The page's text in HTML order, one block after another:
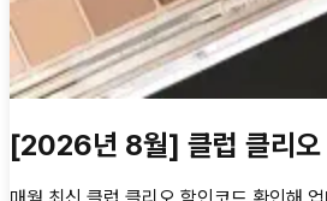
[2026년 8월] 클럽 클리오